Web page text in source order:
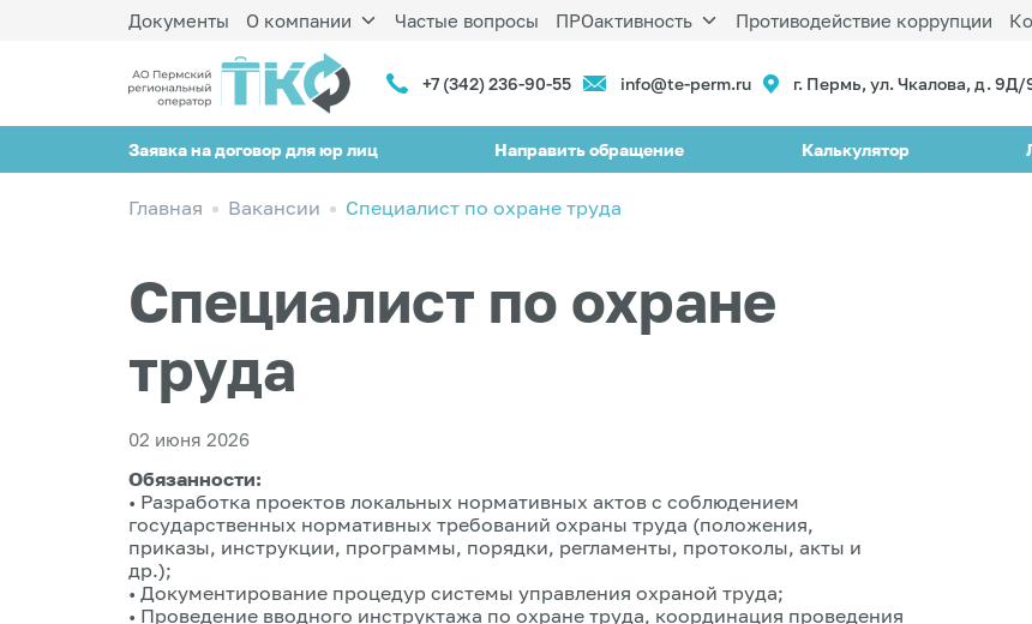
Документы О компании Частые вопросы ПРОактивность Противодействие коррупции
+7 (342) 236-90-55 info@te-perm.ru г. Пермь, ул. Чкалова, д.
Заявка на договор для юр лиц Направить обращение Калькулятор
Главная Вакансии Специалист по охране труда
Специалист по охране
труда
02 июня 2026
Обязанности:
• Разработка проектов локальных нормативных актов с соблюдением
государственных нормативных требований охраны труда (положения,
приказы, инструкции, программы, порядки, регламенты, протоколы, акты и
др.);
• Документирование процедур системы управления охраной труда;
• Проведение вводного инструктажа по охране труда, координация проведения